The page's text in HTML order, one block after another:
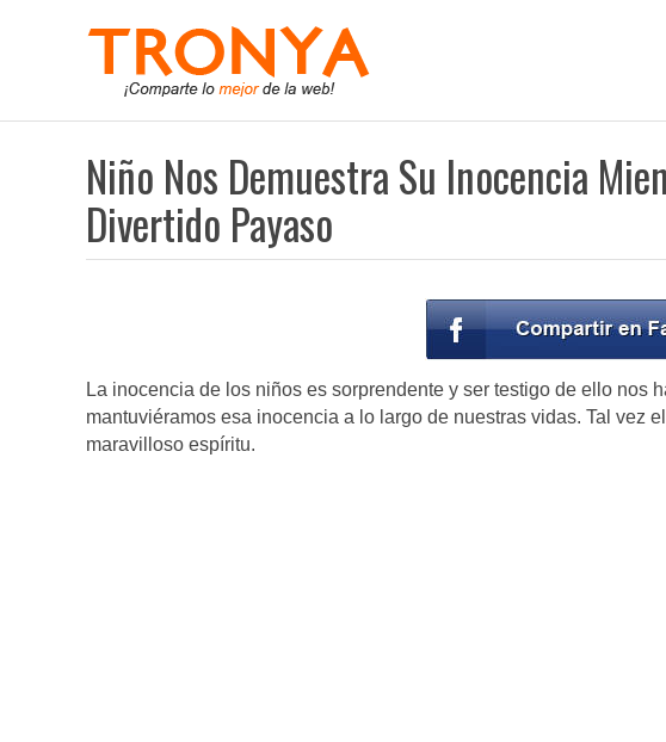
Niño Nos Demuestra Su Inocencia
Divertido Payaso
La inocencia de los niños es sorprendente y ser testigo de ello nos
mantuviéramos esa inocencia a lo largo de nuestras vidas. Tal vez
maravilloso espíritu.